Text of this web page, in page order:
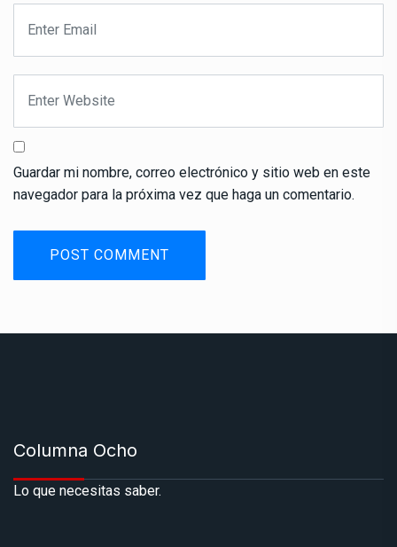
Guardar mi nombre, correo electrónico y sitio web en este
navegador para la próxima vez que haga un comentario.
Columna Ocho
Lo que necesitas saber.